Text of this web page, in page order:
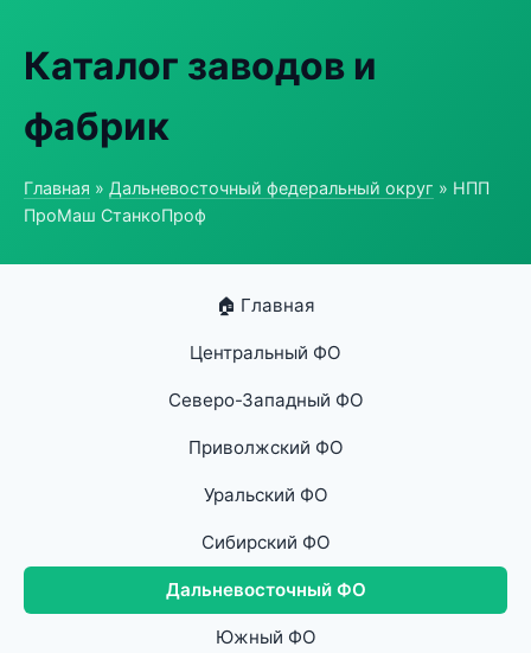
Каталог заводов и
фабрик
Главная » Дальневосточный федеральный округ » НПП
ПроМаш СтанкоПроф
🏠 Главная
Центральный ФО
Северо-Западный ФО
Приволжский ФО
Уральский ФО
Сибирский ФО
Дальневосточный ФО
Южный ФО